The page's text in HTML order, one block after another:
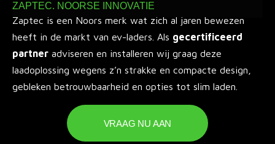
ZAPTEC. NOORSE INNOVATIE
Zaptec is een Noors merk wat zich al jaren bewezen
heeft in de markt van ev-laders. Als gecertificeerd
partner adviseren en installeren wij graag deze
laadoplossing wegens z’n strakke en compacte design,
gebleken betrouwbaarheid en opties tot slim laden.
VRAAG NU AAN